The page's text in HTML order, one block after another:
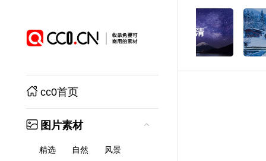
cc0首页
图片素材
精选 自然
风景